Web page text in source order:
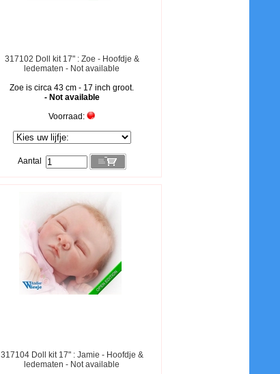
317102 Doll kit 17" : Zoe - Hoofdje &
ledematen - Not available
Zoe is circa 43 cm - 17 inch groot.
- Not available
Voorraad:
Aantal
317104 Doll kit 17" : Jamie - Hoofdje &
ledematen - Not available